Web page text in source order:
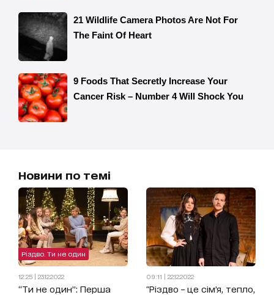
Новини по темі
Різдво. Ти не один
12:25 | 23.12.2022
“Ти не один”: Перша
09:11 | 22.12.2022
"Різдво – це сім’я, тепло,